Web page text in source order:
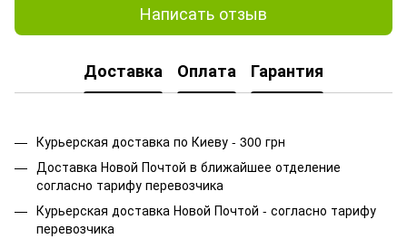
Написать отзыв
Доставка Оплата Гарантия
Курьерская доставка по Киеву - 300 грн
Доставка Новой Почтой в ближайшее отделение
согласно тарифу перевозчика
Курьерская доставка Новой Почтой - согласно тарифу
перевозчика